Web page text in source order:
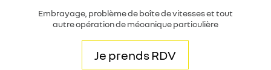
Embrayage, problème de boîte de vitesses et tout
autre opération de mécanique particulière
Je prends RDV